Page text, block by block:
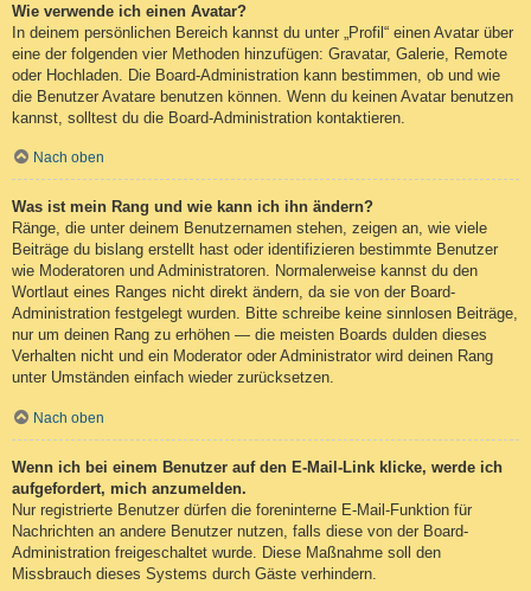
Wie verwende ich einen Avatar?
In deinem persönlichen Bereich kannst du unter „Profil“ einen Avatar über
eine der folgenden vier Methoden hinzufügen: Gravatar, Galerie, Remote
oder Hochladen. Die Board-Administration kann bestimmen, ob und wie
die Benutzer Avatare benutzen können. Wenn du keinen Avatar benutzen
kannst, solltest du die Board-Administration kontaktieren.
Nach oben
Was ist mein Rang und wie kann ich ihn ändern?
Ränge, die unter deinem Benutzernamen stehen, zeigen an, wie viele
Beiträge du bislang erstellt hast oder identifizieren bestimmte Benutzer
wie Moderatoren und Administratoren. Normalerweise kannst du den
Wortlaut eines Ranges nicht direkt ändern, da sie von der Board-
Administration festgelegt wurden. Bitte schreibe keine sinnlosen Beiträge,
nur um deinen Rang zu erhöhen — die meisten Boards dulden dieses
Verhalten nicht und ein Moderator oder Administrator wird deinen Rang
unter Umständen einfach wieder zurücksetzen.
Nach oben
Wenn ich bei einem Benutzer auf den E-Mail-Link klicke, werde ich
aufgefordert, mich anzumelden.
Nur registrierte Benutzer dürfen die foreninterne E-Mail-Funktion für
Nachrichten an andere Benutzer nutzen, falls diese von der Board-
Administration freigeschaltet wurde. Diese Maßnahme soll den
Missbrauch dieses Systems durch Gäste verhindern.